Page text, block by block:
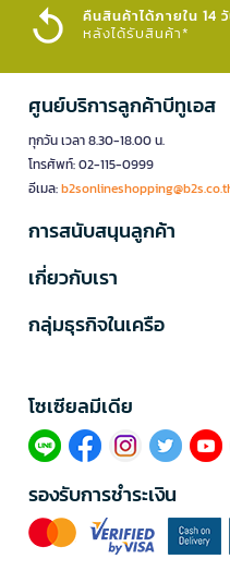
คืนสินค้าได้ภายใน 14
หลังได้รับสินค้า*
ศูนย์บริการลูกค้าบีทูเอส
ทุกวัน เวลา 8.30-18.00 น.
โทรศัพท์: 02-115-0999
อีเมล:
การสนับสนุนลูกค้า
เกี่ยวกับเรา
กลุ่มธุรกิจในเครือ
โซเซียลมีเดีย​
รองรับการชำระเงิน